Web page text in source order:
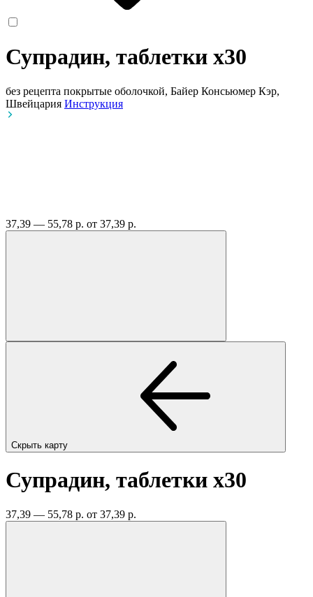
Супрадин, таблетки x30
без рецепта покрытые оболочкой, Байер Консьюмер Кэр,
Швейцария Инструкция
37,39 — 55,78 р. от 37,39 р.
Скрыть карту
Супрадин, таблетки x30
37,39 — 55,78 р. от 37,39 р.